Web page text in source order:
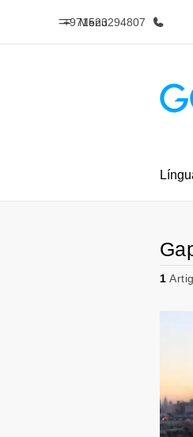
Menu
+971523294807
Início
1